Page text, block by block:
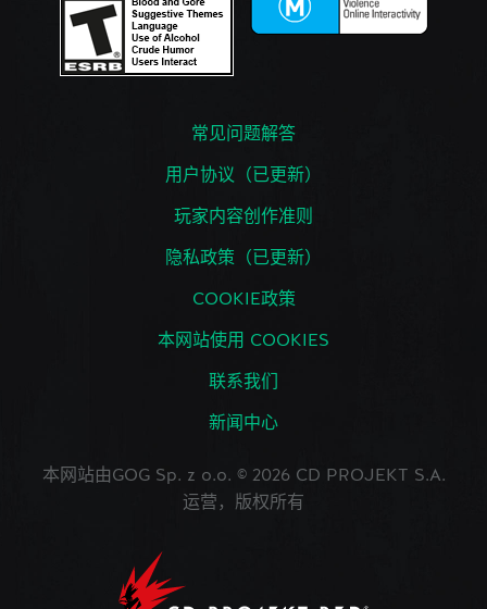
常见问题解答
用户协议（已更新）
玩家内容创作准则
隐私政策（已更新）
COOKIE政策
本网站使用 COOKIES
联系我们
新闻中心
本网站由GOG Sp. z o.o. © 2026 CD PROJEKT S.A.
运营，版权所有